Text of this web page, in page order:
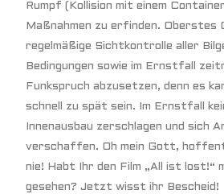
Rumpf (Kollision mit einem
Maßnahmen zu erfinden. Oberstes
regelmäßige Sichtkontrolle aller
Bedingungen sowie im Ernstfall
Funkspruch abzusetzen, denn es
schnell zu spät sein. Im Ernstfall
Innenausbau zerschlagen und sich
verschaffen. Oh mein Gott,
nie! Habt Ihr den Film „All ist lost!“
gesehen? Jetzt wisst ihr Bescheid!